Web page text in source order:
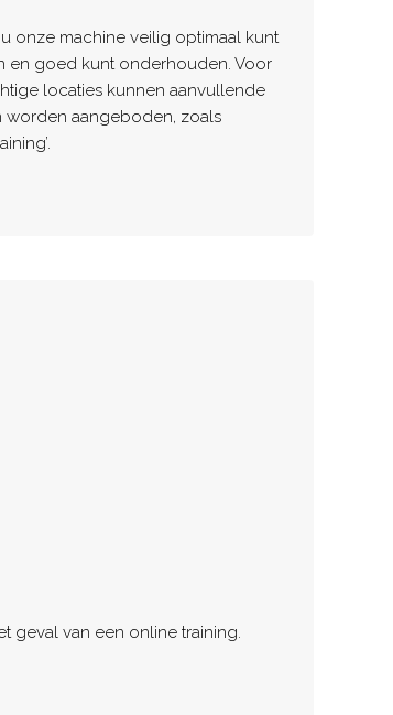
onze machine veilig optimaal kunt
en goed kunt onderhouden. Voor
locaties kunnen aanvullende
worden aangeboden, zoals
geval van een online training.